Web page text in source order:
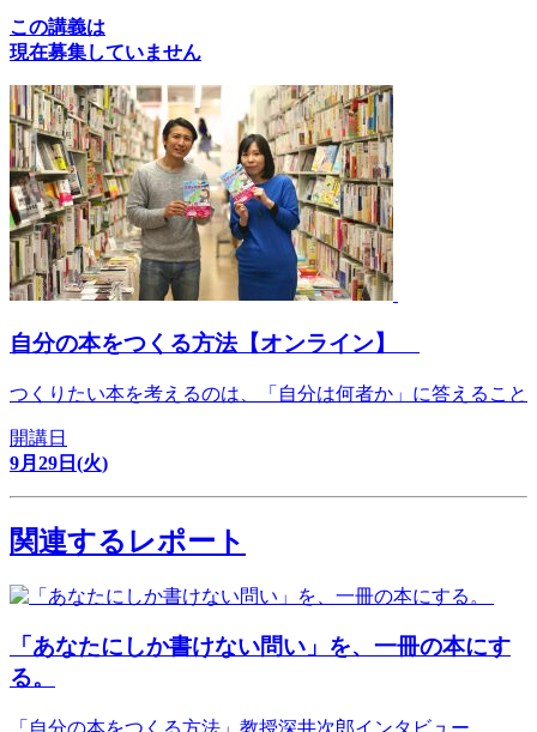
この講義は
現在募集していません
自分の本をつくる方法【オンライン】
つくりたい本を考えるのは、「自分は何者か」に答えること
開講日
9月29日(火)
関連するレポート
「あなたにしか書けない問い」を、一冊の本にす
る。
「自分の本をつくる方法」教授深井次郎インタビュー